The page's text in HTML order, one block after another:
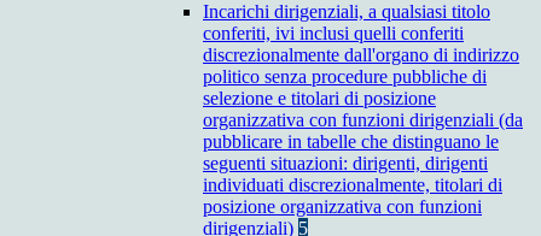
Incarichi dirigenziali, a qualsiasi titolo
conferiti, ivi inclusi quelli conferiti
discrezionalmente dall'organo di indirizzo
politico senza procedure pubbliche di
selezione e titolari di posizione
organizzativa con funzioni dirigenziali (da
pubblicare in tabelle che distinguano le
seguenti situazioni: dirigenti, dirigenti
individuati discrezionalmente, titolari di
posizione organizzativa con funzioni
dirigenziali) 5